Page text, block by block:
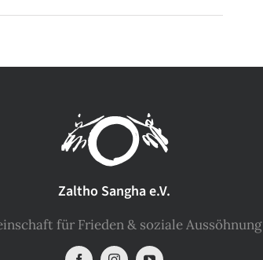
Zaltho Sangha e.V.
für Frieden & soziale Aussöhnung